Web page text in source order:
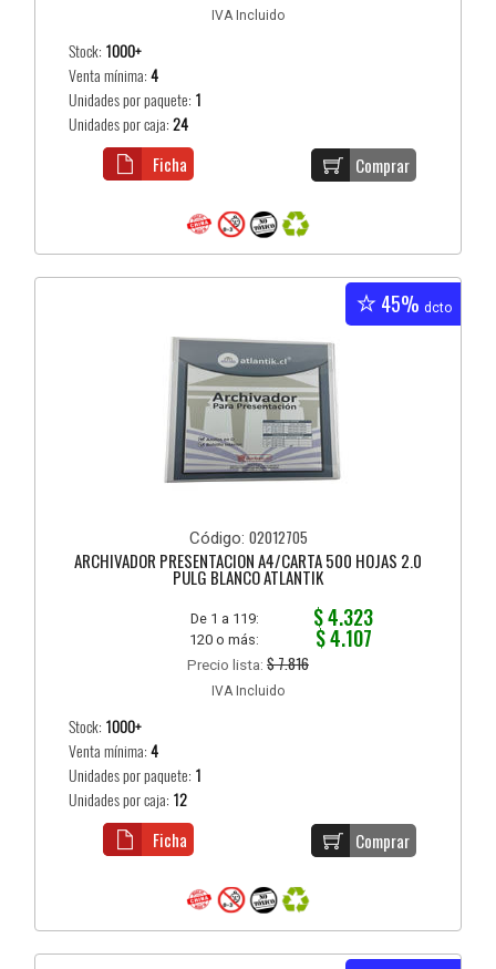
IVA Incluido
Stock: 1000+
Venta mínima:4
Unidades por paquete: 1
Unidades por caja:24
Comprar
Ficha
45% dcto
Código: 02012705
ARCHIVADOR PRESENTACION A4/CARTA 500 HOJAS 2.0
PULG BLANCO ATLANTIK
De 1 a 119: $ 4.323
120 o más: $ 4.107
Precio lista: $ 7.816
IVA Incluido
Stock: 1000+
Venta mínima:4
Unidades por paquete: 1
Unidades por caja: 12
Comprar
Ficha